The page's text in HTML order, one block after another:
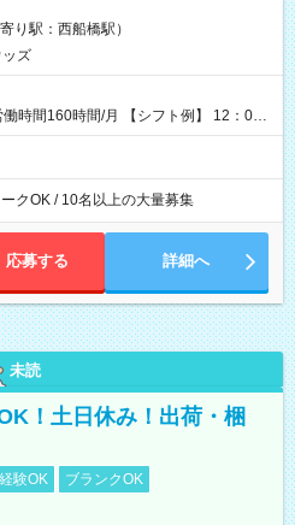
り駅：西船橋駅）
ズ
/月 【シフト例】 12：00
クOK / 10名以上の大量募集
応募する 詳細へ
未読
！土日休み！出荷・梱
験OK
ブランクOK